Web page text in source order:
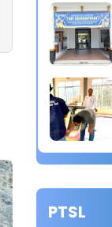
PTSL